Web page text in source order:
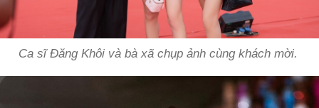
Ca sĩ Đăng Khôi và bà xã chụp ảnh cùng khách mời.